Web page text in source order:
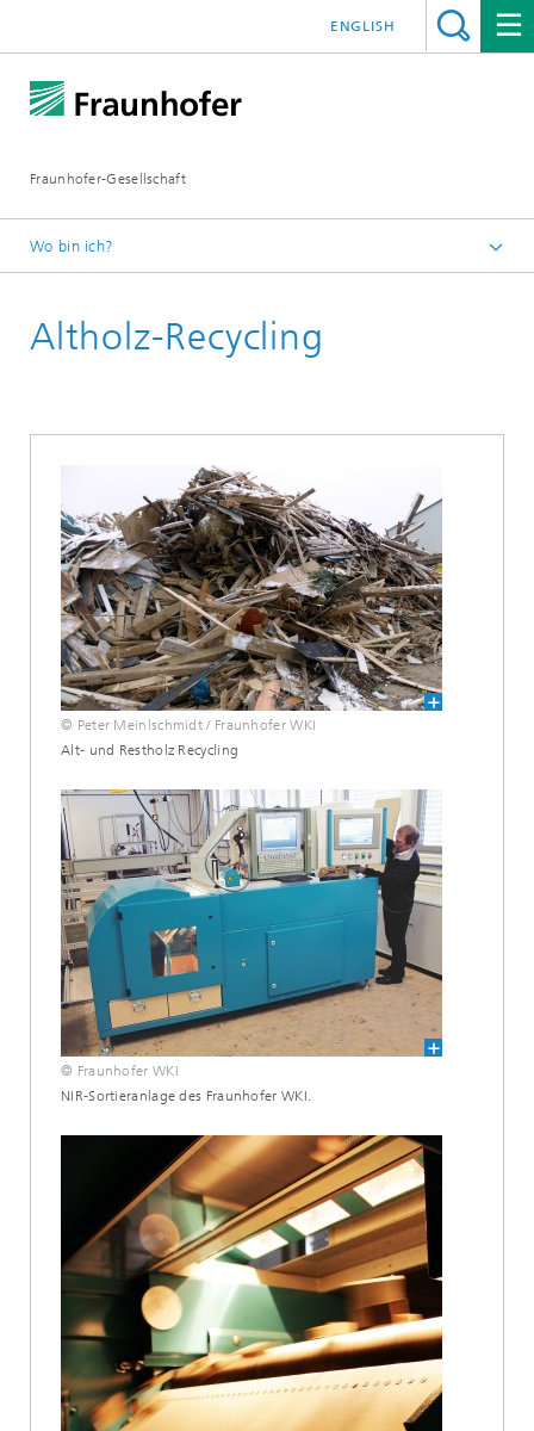
Fraunhofer-Gesellschaft
ENGLISH
Wo bin ich?
Technologien und Anwendungen
Altholz-Recycling
© Peter Meinlschmidt / Fraunhofer WKI
Alt- und Restholz Recycling
© Fraunhofer WKI
NIR-Sortieranlage des Fraunhofer WKI.